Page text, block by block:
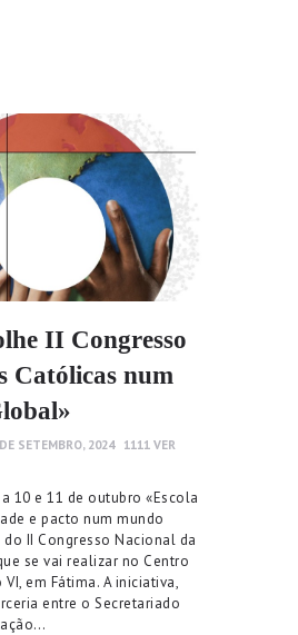
II Congresso
Católicas num
SETEMBRO, 2024 1111 VER
10 e 11 de outubro «Escola
e pacto num mundo
II Congresso Nacional da
se vai realizar no Centro
em Fátima. A iniciativa,
entre o Secretariado